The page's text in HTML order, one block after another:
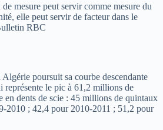
mesure peut servir comme mesure du
elle peut servir de facteur dans le
RBC
poursuit sa courbe descendante
représente le pic à 61,2 millions de
en dents de scie : 45 millions de quintaux
2010 ; 42,4 pour 2010-2011 ; 51,2 pour